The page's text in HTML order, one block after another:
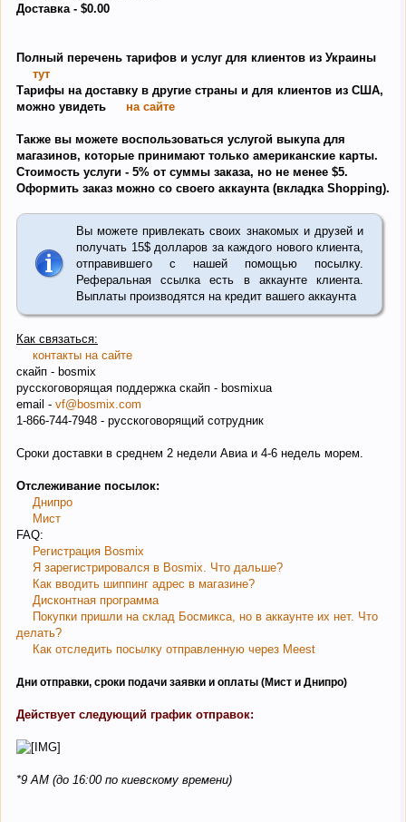
Доставка - $0.00
Полный перечень тарифов и услуг для клиентов из Украины
тут
Тарифы на доставку в другие страны и для клиентов из США,
можно увидеть
на сайте
Также вы можете воспользоваться услугой выкупа для
магазинов, которые принимают только американские карты.
Стоимость услуги - 5% от суммы заказа, но не менее $5.
Оформить заказ можно со своего аккаунта (вкладка Shopping).
Вы можете привлекать своих знакомых и друзей и
получать 15$ долларов за каждого нового клиента,
отправившего с нашей помощью посылку.
Реферальная ссылка есть в аккаунте клиента.
Выплаты производятся на кредит вашего аккаунта
Как связаться:
контакты на сайте
скайп - bosmix
русскоговорящая поддержка скайп - bosmixua
email - vf@bosmix.com
1-866-744-7948 - русскоговорящий сотрудник
Сроки доставки в среднем 2 недели Авиа и 4-6 недель морем.
Отслеживание посылок:
Днипро
Мист
FAQ:
Регистрация Bosmix
Я зарегистрировался в Bosmix. Что дальше?
Как вводить шиппинг адрес в магазине?
Дисконтная программа
Покупки пришли на склад Босмикса, но в аккаунте их нет. Что
делать?
Как отследить посылку отправленную через Meest
Дни отправки, сроки подачи заявки и оплаты (Мист и Днипро)
Действует следующий график отправок:
*9 AM (до 16:00 по киевскому времени)